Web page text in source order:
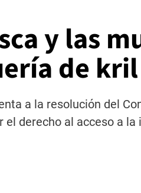
y las
de
a la resolución del
derecho al acceso a